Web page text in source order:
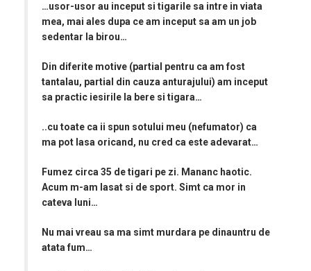
…usor-usor au inceput si tigarile sa intre in viata
mea, mai ales dupa ce am inceput sa am un job
sedentar la birou…
Din diferite motive (partial pentru ca am fost
tantalau, partial din cauza anturajului) am inceput
sa practic iesirile la bere si tigara…
..cu toate ca ii spun sotului meu (nefumator) ca
ma pot lasa oricand, nu cred ca este adevarat…
Fumez circa 35 de tigari pe zi. Mananc haotic.
Acum m-am lasat si de sport. Simt ca mor in
cateva luni…
Nu mai vreau sa ma simt murdara pe dinauntru de
atata fum…